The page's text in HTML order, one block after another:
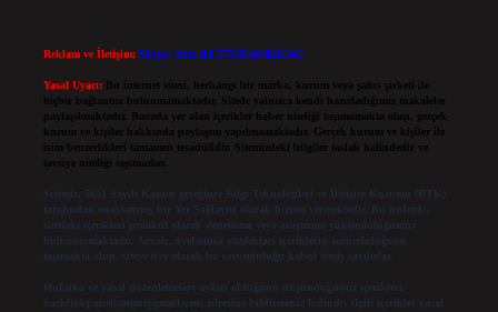
Reklam ve İletişim: Skype: live:.cid.575569c608265c69
Yasal Uyarı:
Bu internet sitesi, herhangi bir marka, kurum veya şahıs şirketi ile
hiçbir bağlantısı bulunmamaktadır. Sitede yalnızca kendi hazırladığımız makaleler
paylaşılmaktadır. Burada yer alan içerikler haber niteliği taşımamakta olup, gerçek
kurum ve kişiler hakkında paylaşım yapılmamaktadır. Gerçek kurum ve kişiler ile
isim benzerlikleri tamamen tesadüfidir. Sitemizdeki bilgiler taslak halindedir ve
tavsiye niteliği taşımazlar.
Sitemiz, 5651 Sayılı Kanun gereğince Bilgi Teknolojileri ve İletişim Kurumu (BTK)
tarafından onaylanmış bir Yer Sağlayıcı olarak hizmet vermektedir. Bu nedenle,
sitedeki içerikleri proaktif olarak denetleme veya araştırma yükümlülüğümüz
bulunmamaktadır. Ancak, üyelerimiz yazdıkları içeriklerin sorumluluğunu
taşımakta olup, siteye üye olarak bu sorumluluğu kabul etmiş sayılırlar.
Hukuka ve yasal düzenlemelere aykırı olduğunu düşündüğünüz içerikleri,
backlinkpanelicomtr@gmail.comadresine bildirmeniz halinde, ilgili içerikler yasal